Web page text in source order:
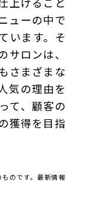
ューの中で
います。そ
ロンは、
さまざまな
気の理由を
て、顧客の
獲得を目指
のです。最新情報